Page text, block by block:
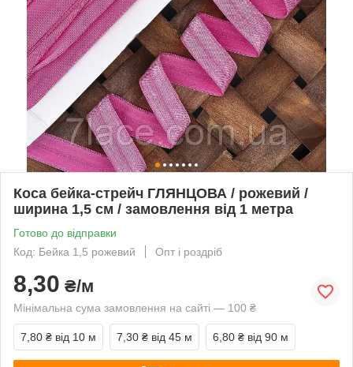
Коса бейка-стрейч ГЛЯНЦОВА / рожевий /
ширина 1,5 см / замовлення від 1 метра
Готово до відправки
Код: Бейка 1,5 рожевий
Опт і роздріб
8,30 ₴/м
Мінімальна сума замовлення на сайті — 100 ₴
7,80 ₴ від 10 м 7,30 ₴ від 45 м 6,80 ₴ від 90 м